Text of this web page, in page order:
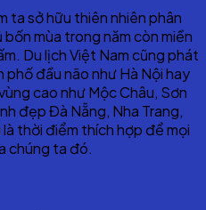
ta sở hữu thiên nhiên phân
mùa trong năm còn miền
Du lịch Việt Nam cũng phát
đầu não như Hà Nội hay
cao như Mộc Châu, Sơn
đẹp Đà Nẵng, Nha Trang,
thời điểm thích hợp để mọi
chúng ta đó.